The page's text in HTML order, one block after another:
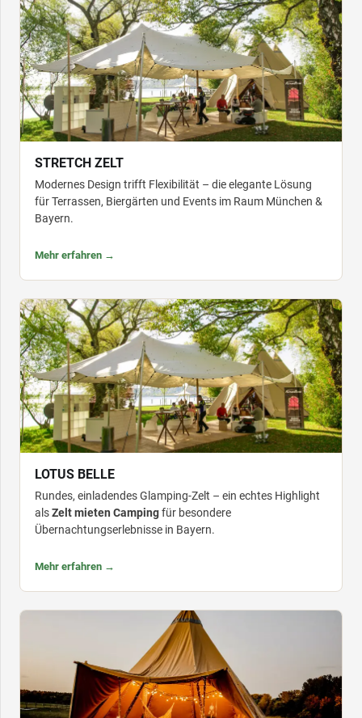
STRETCH ZELT
Modernes Design trifft Flexibilität – die elegante Lösung
für Terrassen, Biergärten und Events im Raum München &
Bayern.
Mehr erfahren →
LOTUS BELLE
Rundes, einladendes Glamping-Zelt – ein echtes Highlight
alsZelt mieten Campingfür besondere
Übernachtungserlebnisse in Bayern.
Mehr erfahren →